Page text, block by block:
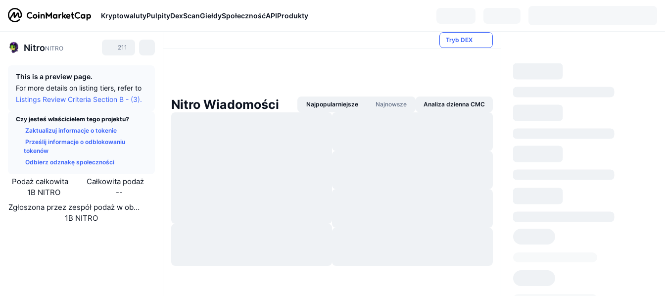
KryptowalutyPulpityDexScanGiełdySpołecznośćAPIProdukty
NitroNITRO 211
This is a preview page.
For more details on listing tiers, refer to
Listings Review Criteria Section B - (3).
Czy jesteś właścicielem tego projektu?
Zaktualizuj informacje o tokenie
Prześlij informacje o odblokowaniu
tokenów
Odbierz odznakę społeczności
Podaż całkowita
1B NITRO
Całkowita podaż
--
Zgłoszona przez zespół podaż w obiegu
1B NITRO
Tryb DEX
Nitro Wiadomości Najpopularniejsze Najnowsze Analiza dzienna CMC